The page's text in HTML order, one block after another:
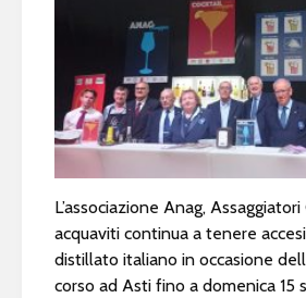
L’associazione Anag,
acquaviti continua a tenere
distillato italiano in occasione
corso ad Asti fino a domenica 15